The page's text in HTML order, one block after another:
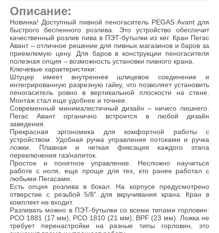
Описание:
Новинка! Доступный пивной пеногаситель PEGAS Avant для
быстрого беспенного розлива. Это устройство обеспечит
качественный розлив пива в ПЭТ-бутылки из кег. Кран Пегас
Авант – отличное решение для пивных магазинов и баров за
приемлемую цену. Для баров в конструкции пеногасителя
полезная опция – возможность установки пивного крана.
Ключевые характеристики:
Штуцер имеет внутреннее шлицевое соединение и
интегрированную разрезную гайку, что позволяет установить
пеногаситель ровно в вертикальной плоскости на стене.
Монтаж стал еще удобнее и точнее.
Современный минималистичный дизайн – ничего лишнего.
Пегас Авант органично встроится в любой дизайн
заведения.
Прекрасная эргономика для комфортной работы с
устройством. Удобная ручка управления потоками и ручка
ложки. Плавная и четкая фиксация каждого этапа
переключения газ/напиток.
Простое и понятное управление. Несложно научиться
работе с ноля, еще проще для тех, кто ранее работал с
любыми Пегасами.
Есть опция розлива в бокал. На корпусе предусмотрено
отверстие с резьбой 5/8” для вкручивания крана. Кран в
комплект не входит.
Разливать можно в ПЭТ-бутылки со всеми типами горловин:
PCO 1881 (17 мм), PCO 1810 (21 мм), BPF (23 мм). Ложка не
требует перенастройки на разные типы горловин, это